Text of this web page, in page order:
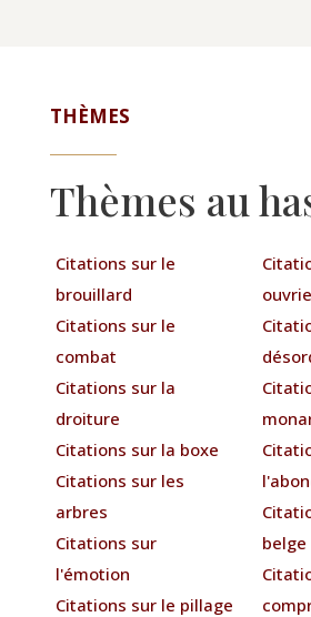
THÈMES
Thèmes au
Citations sur le
brouillard
Citations sur le
combat
Citations sur la
droiture
Citations sur la boxe
Citations sur les
arbres
Citations sur
l'émotion
Citations sur le pillage
belge